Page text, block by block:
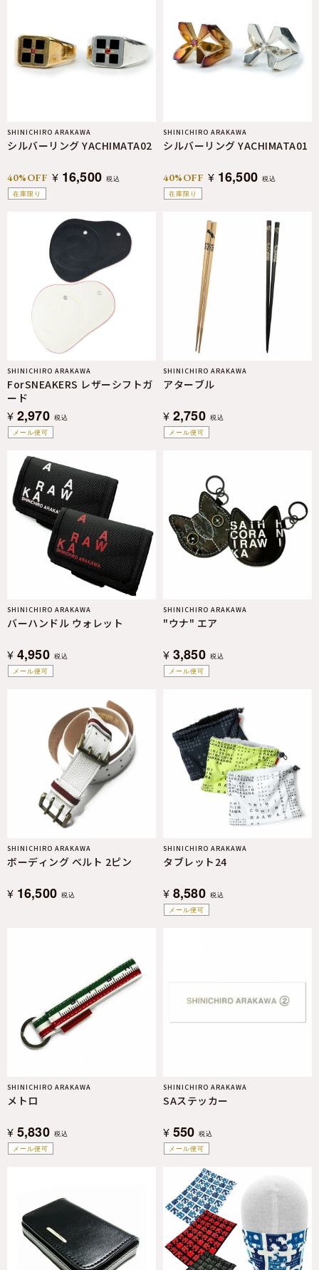
在庫限り
SHINICHIRO ARAKAWA
シルバーリング YACHIMATA02
40%OFF ¥ 16,500 税込
在庫限り
SHINICHIRO ARAKAWA
シルバーリング YACHIMATA01
40%OFF ¥ 16,500 税込
メール便可
SHINICHIRO ARAKAWA
ForSNEAKERS レザーシフトガ
ード
¥ 2,970 税込
メール便可
SHINICHIRO ARAKAWA
アターブル
¥ 2,750 税込
メール便可
SHINICHIRO ARAKAWA
バーハンドル ウォレット
¥ 4,950 税込
メール便可
SHINICHIRO ARAKAWA
"ウナ" エア
¥ 3,850 税込
SHINICHIRO ARAKAWA
ボーディング ベルト 2ピン
¥ 16,500 税込
メール便可
SHINICHIRO ARAKAWA
タブレット24
¥ 8,580 税込
メール便可
SHINICHIRO ARAKAWA
メトロ
¥ 5,830 税込
メール便可
SHINICHIRO ARAKAWA
SAステッカー
¥ 550 税込